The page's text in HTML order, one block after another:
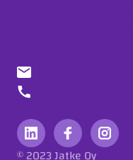
© 2023 Jatke Oy